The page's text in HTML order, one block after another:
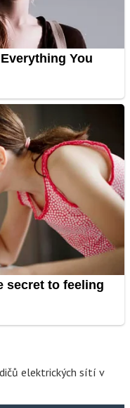
elektrických sítí v